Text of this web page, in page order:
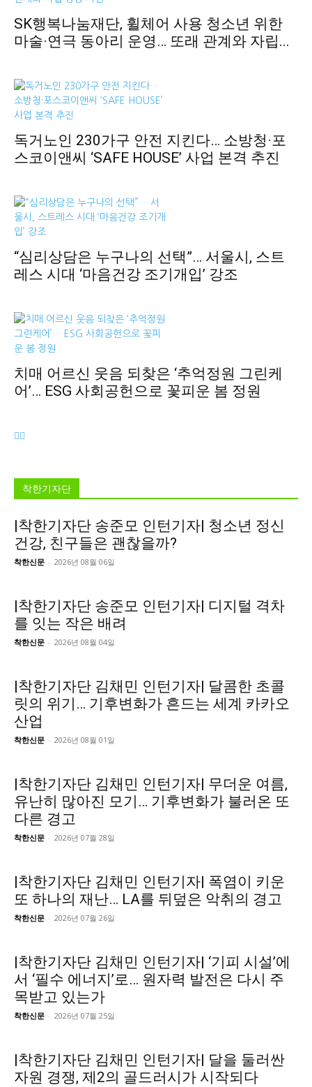
SK행복나눔재단, 휠체어 사용 청소년 위한
마술·연극 동아리 운영… 또래 관계와 자립...
독거노인 230가구 안전 지킨다… 소방청·포
스코이앤씨 ‘SAFE HOUSE’ 사업 본격 추진
“심리상담은 누구나의 선택”… 서울시, 스트
레스 시대 ‘마음건강 조기개입’ 강조
치매 어르신 웃음 되찾은 ‘추억정원 그린케
어’… ESG 사회공헌으로 꽃피운 봄 정원
착한기자단
|착한기자단 송준모 인턴기자| 청소년 정신
건강, 친구들은 괜찮을까?
착한신문 - 2026년 08월 06일
|착한기자단 송준모 인턴기자| 디지털 격차
를 잇는 작은 배려
착한신문 - 2026년 08월 04일
|착한기자단 김채민 인턴기자| 달콤한 초콜
릿의 위기… 기후변화가 흔드는 세계 카카오
산업
착한신문 - 2026년 08월 01일
|착한기자단 김채민 인턴기자| 무더운 여름,
유난히 많아진 모기… 기후변화가 불러온 또
다른 경고
착한신문 - 2026년 07월 28일
|착한기자단 김채민 인턴기자| 폭염이 키운
또 하나의 재난… LA를 뒤덮은 악취의 경고
착한신문 - 2026년 07월 26일
|착한기자단 김채민 인턴기자| ‘기피 시설’에
서 ‘필수 에너지’로… 원자력 발전은 다시 주
목받고 있는가
착한신문 - 2026년 07월 25일
|착한기자단 김채민 인턴기자| 달을 둘러싼
자원 경쟁, 제2의 골드러시가 시작되다